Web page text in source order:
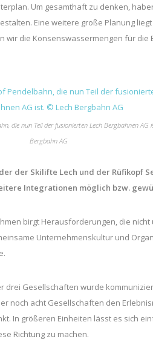
Um gesamthaft zu denken,
Eine weitere große Planung
wir die Konsenswassermengen für die
die nun Teil der fusionierten Lech Bergbahnen AG
Bergbahn AG
der Skilifte Lech und der Rüfikopf
Integrationen möglich bzw.
birgt Herausforderungen, die
Unternehmenskultur und
drei Gesellschaften wurde
noch acht Gesellschaften den
In größeren Einheiten lässt es sich
Richtung zu machen.